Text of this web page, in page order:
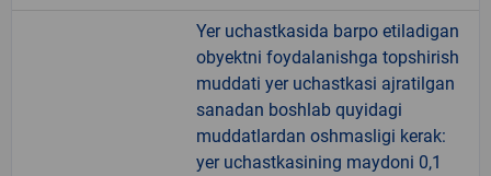
Yer uchastkasida barpo etiladigan
obyektni foydalanishga topshirish
muddati yer uchastkasi ajratilgan
sanadan boshlab quyidagi
muddatlardan oshmasligi kerak:
yer uchastkasining maydoni 0,1